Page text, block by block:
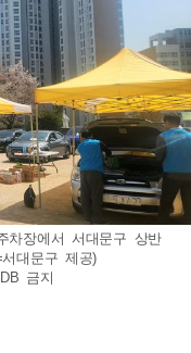
차장에서 서대문구 상반
대문구 제공)
금지